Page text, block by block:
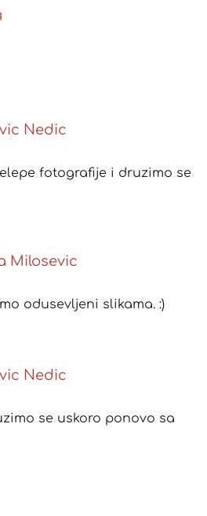
Nedic
fotografije i druzimo se
Milosevic
odusevljeni slikama. :)
Nedic
se uskoro ponovo sa